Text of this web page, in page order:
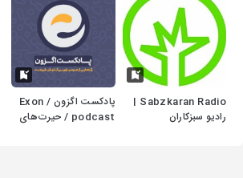
Sabzkaran Radio |
رادیو سبزکاران
پادکست اگزون / Exon
podcast / حیرت‌های